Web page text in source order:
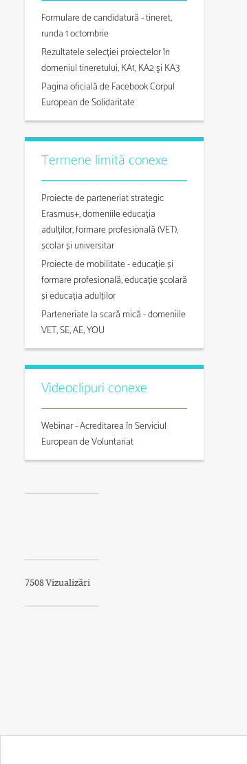
Formulare de candidatură - tineret,
runda 1 octombrie
Rezultatele selecției proiectelor în
domeniul tineretului, KA1, KA2 şi KA3
Pagina oficială de Facebook Corpul
European de Solidaritate
Termene limită conexe
Proiecte de parteneriat strategic
Erasmus+, domeniile educația
adulților, formare profesională (VET),
școlar și universitar
Proiecte de mobilitate - educație și
formare profesională, educație școlară
și educația adulților
Parteneriate la scară mică - domeniile
VET, SE, AE, YOU
Videoclipuri conexe
Webinar - Acreditarea în Serviciul
European de Voluntariat
7508 Vizualizări